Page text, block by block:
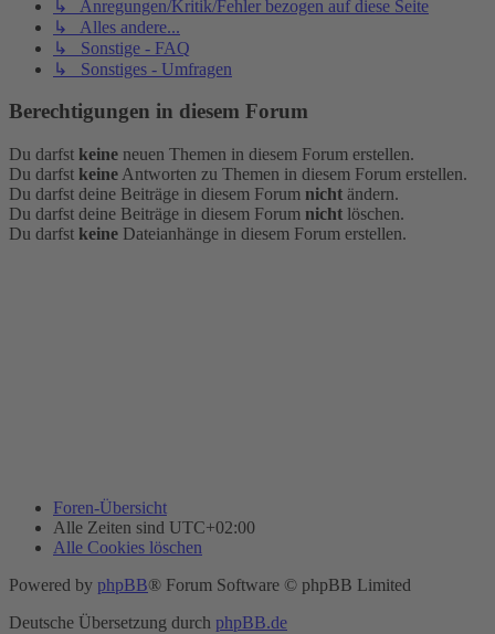
↳ Anregungen/Kritik/Fehler bezogen auf diese Seite
↳ Alles andere...
↳ Sonstige - FAQ
↳ Sonstiges - Umfragen
Berechtigungen in diesem Forum
Du darfst keine neuen Themen in diesem Forum erstellen.
Du darfst keine Antworten zu Themen in diesem Forum erstellen.
Du darfst deine Beiträge in diesem Forum nicht ändern.
Du darfst deine Beiträge in diesem Forum nicht löschen.
Du darfst keine Dateianhänge in diesem Forum erstellen.
Foren-Übersicht
Alle Zeiten sind UTC+02:00
Alle Cookies löschen
Powered by phpBB® Forum Software © phpBB Limited
Deutsche Übersetzung durch phpBB.de